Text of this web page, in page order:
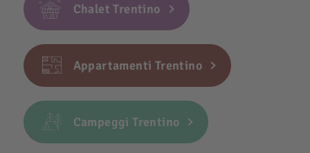
Chalet Trentino
Appartamenti Trentino
Campeggi Trentino